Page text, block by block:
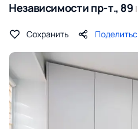
Независимости пр-т., 89
Сохранить